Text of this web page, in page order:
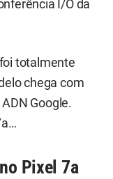
I/O da
totalmente
chega com
Google.
Pixel 7a